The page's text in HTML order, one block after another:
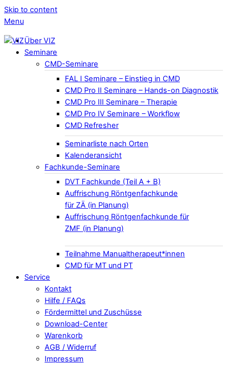
Skip to content
Menu
Über VIZ
Seminare
CMD-Seminare
FAL I Seminare – Einstieg in CMD
CMD Pro II Seminare – Hands-on Diagnostik
CMD Pro III Seminare – Therapie
CMD Pro IV Seminare – Workflow
CMD Refresher
Seminarliste nach Orten
Kalenderansicht
Fachkunde-Seminare
DVT Fachkunde (Teil A + B)
Auffrischung Röntgenfachkunde
für ZÄ (in Planung)
Auffrischung Röntgenfachkunde für
ZMF (in Planung)
Teilnahme Manualtherapeut*innen
CMD für MT und PT
Service
Kontakt
Hilfe / FAQs
Fördermittel und Zuschüsse
Download-Center
Warenkorb
AGB / Widerruf
Impressum